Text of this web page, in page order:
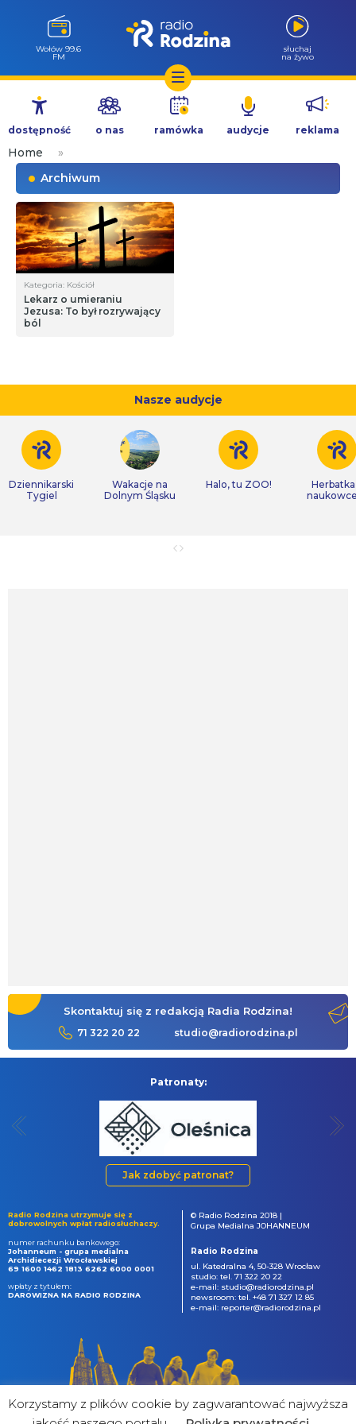
Przejdź
treści
Wołów 99.6
FM
słuchaj
na żywo
dostępność o nas ramówka audycje reklama
Home
»
Archiwum
Kategoria: Kościół
Lekarz o umieraniu
Jezusa: To był rozrywający
ból
Nasze audycje
Dziennikarski
Tygiel
Wakacje na
Dolnym Śląsku
Halo, tu ZOO!
Skontaktuj się z redakcją Radia Rodzina!
71 322 20 22 studio@radiorodzina.pl
Patronaty:
Jak zdobyć patronat?
Radio Rodzina utrzymuje się z
dobrowolnych wpłat radiosłuchaczy.
numer rachunku bankowego:
Johanneum - grupa medialna
Archidiecezji Wrocławskiej
69 1600 1462 1813 6262 6000 0001
wpłaty z tytułem:
DAROWIZNA NA RADIO RODZINA
© Radio Rodzina 2018 |
Grupa Medialna JOHANNEUM
Radio Rodzina
ul. Katedralna 4, 50-328 Wrocław
studio: tel. 71 322 20 22
e-mail: studio@radiorodzina.pl
newsroom: tel. +48 71 327 12 85
e-mail: reporter@radiorodzina.pl
Korzystamy z plików cookie by zagwarantować najwyższa